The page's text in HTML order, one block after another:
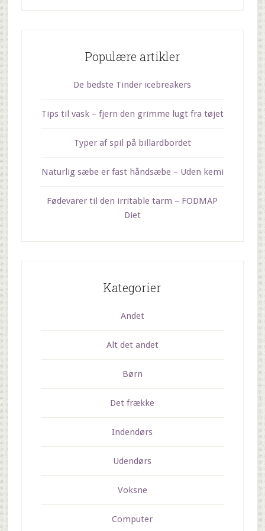
Populære artikler
De bedste Tinder icebreakers
Tips til vask – fjern den grimme lugt fra tøjet
Typer af spil på billardbordet
Naturlig sæbe er fast håndsæbe – Uden kemi
Fødevarer til den irritable tarm – FODMAP
Diet
Kategorier
Andet
Alt det andet
Børn
Det frække
Indendørs
Udendørs
Voksne
Computer